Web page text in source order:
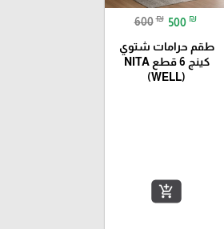
600 ₪ 500 ₪
طقم حرامات شتوي
كينج 6 قطع NITA
(WELL)
add_shopping_cart